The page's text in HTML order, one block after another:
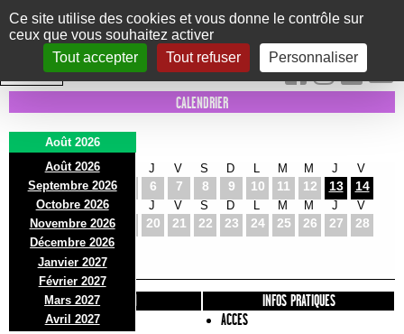
Panneau de gestion des cookies
Ce site utilise des cookies et vous donne le contrôle sur
ceux que vous souhaitez activer
Tout accepter
Tout refuser Personnaliser
Le Marni
CONCERTS DANSE/CIRQUE THÉÂTRE KIDS EXPOS EVENTS
INTRA MUROS
CALENDRIER
Août 2026
Août 2026
Septembre 2026
Octobre 2026
Novembre 2026
Décembre 2026
Janvier 2027
Février 2027
Mars 2027
Avril 2027
D
2
L
3
M
4
J
6
V
7
S
8
D
9 10
M
11
M
12
J
13
V
14
D
16
L
17
M
18
J
20
V
21
S
22
D
23 24
M
25
M
26
J
27
V
28
D
30
L
31
PRÉSENTATION
INFOS PRATIQUES
ACCES